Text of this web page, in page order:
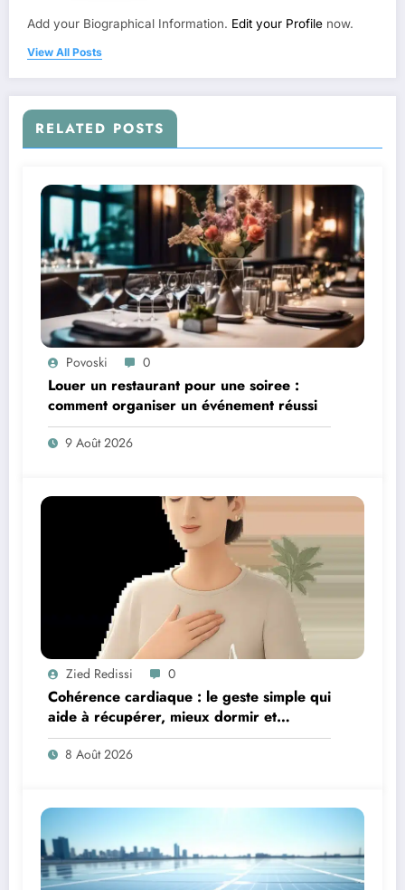
Add your Biographical Information. Edit your Profile now.
View All Posts
RELATED POSTS
Povoski 0
Louer un restaurant pour une soiree :
comment organiser un événement réussi
9 Août 2026
Zied Redissi 0
Cohérence cardiaque : le geste simple qui
aide à récupérer, mieux dormir et
retrouver de l’énergie
8 Août 2026